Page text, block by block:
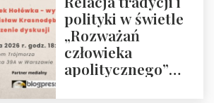
polityki w świetle
„Rozważań
człowieka
apolitycznego”